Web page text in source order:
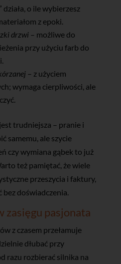
działa, o ile wybierzesz
z epoki.
drzwi – możliwe do
przy użyciu farb do
– z użyciem
wymaga cierpliwości, ale
trudniejsza – pranie i
samemu, ale szycie
czy wymiana gąbek to już
też pamiętać, że wiele
przeszycia i faktury,
doświadczenia.
zasięgu pasjonata
z czasem przełamuje
dłubać przy
razu rozbierać silnika na